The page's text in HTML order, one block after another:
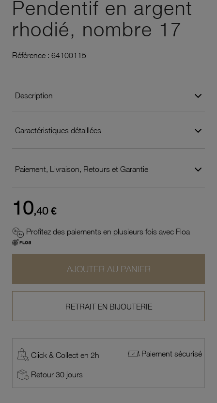
Pendentif en argent
rhodié, nombre 17
Référence : 64100115
Description
Caractéristiques détaillées
Paiement, Livraison, Retours et Garantie
10,40 €
Profitez des paiements en plusieurs fois avec Floa
AJOUTER AU PANIER
RETRAIT EN BIJOUTERIE
Click & Collect en 2h Paiement sécurisé
Retour 30 jours